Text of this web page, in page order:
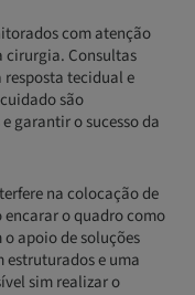
com atenção
cirurgia. Consultas
tecidual e
são
garantir o sucesso da
na colocação de
o quadro como
apoio de soluções
e uma
sim realizar o